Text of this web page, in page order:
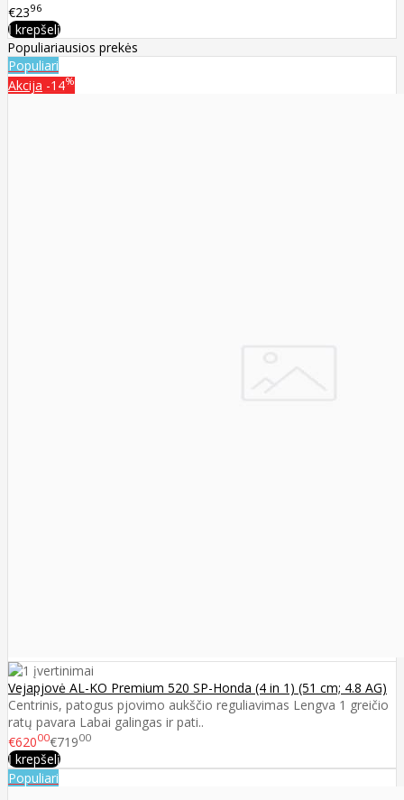
€2396
Į krepšelį
Populiariausios prekės
Populiari
Akcija -14%
Vejapjovė AL-KO Premium 520 SP-Honda (4 in 1) (51 cm; 4.8 AG)
Centrinis, patogus pjovimo aukščio reguliavimas Lengva 1 greičio
ratų pavara Labai galingas ir pati..
€62000€71900
Į krepšelį
Populiari